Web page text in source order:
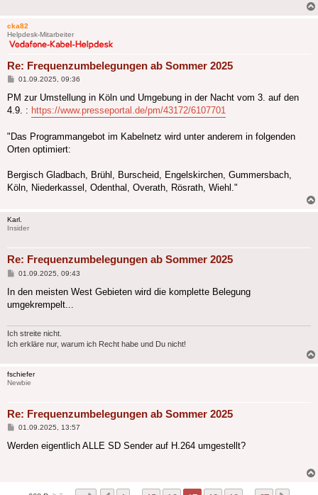
cka82
Helpdesk-Mitarbeiter
Re: Frequenzumbelegungen ab Sommer 2025
Beitrag
01.09.2025, 09:36
PM zur Umstellung in Köln und Umgebung in der Nacht vom 3. auf den
4.9. : https://www.presseportal.de/pm/43172/6107701
"Das Programmangebot im Kabelnetz wird unter anderem in folgenden
Orten optimiert:
Bergisch Gladbach, Brühl, Burscheid, Engelskirchen, Gummersbach,
Köln, Niederkassel, Odenthal, Overath, Rösrath, Wiehl."
Karl.
Insider
Re: Frequenzumbelegungen ab Sommer 2025
Beitrag
01.09.2025, 09:43
In den meisten West Gebieten wird die komplette Belegung
umgekrempelt...
Ich streite nicht.
Ich erkläre nur, warum ich Recht habe und Du nicht!
fschiefer
Newbie
Re: Frequenzumbelegungen ab Sommer 2025
Beitrag
01.09.2025, 13:57
Werden eigentlich ALLE SD Sender auf H.264 umgestellt?